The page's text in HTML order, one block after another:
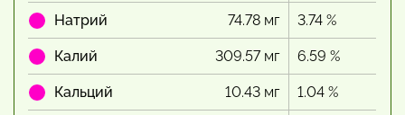
Натрий 74.78 мг 3.74 %
Калий 309.57 мг 6.59 %
Кальций 10.43 мг 1.04 %